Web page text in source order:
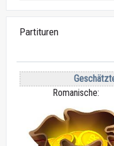
Partituren
Romanische: